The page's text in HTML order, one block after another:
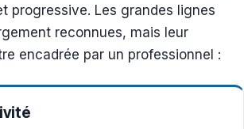
progressive. Les grandes lignes
reconnues, mais leur
encadrée par un professionnel :